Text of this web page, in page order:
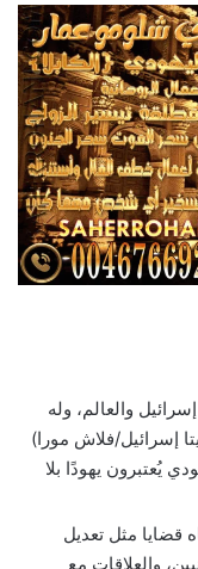
والعالم، وله
إسرائيل/فلاش مورا)
يُعتبرون يهودًا بلا
قضايا مثل تعديل
والعلاقات مع